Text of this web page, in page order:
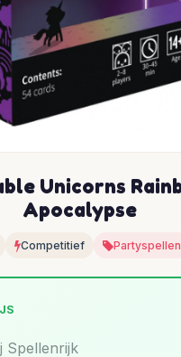
Unicorns
Apocalypse
Competitief Partyspellen
Spellenrijk